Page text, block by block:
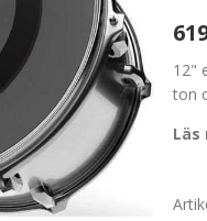
12"
ton
Läs